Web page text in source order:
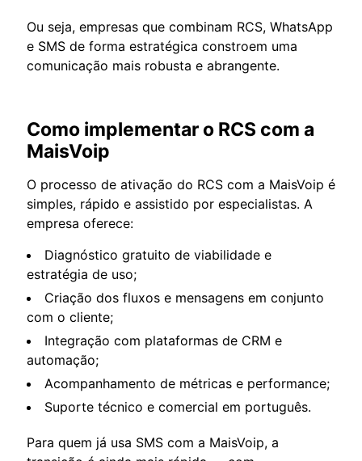
Ou seja, empresas que combinam RCS, WhatsApp
e SMS de forma estratégica constroem uma
comunicação mais robusta e abrangente.
Como implementar o RCS com a
MaisVoip
O processo de ativação do RCS com a MaisVoip é
simples, rápido e assistido por especialistas. A
empresa oferece:
Diagnóstico gratuito de viabilidade e
estratégia de uso;
Criação dos fluxos e mensagens em conjunto
com o cliente;
Integração com plataformas de CRM e
automação;
Acompanhamento de métricas e performance;
Suporte técnico e comercial em português.
Para quem já usa SMS com a MaisVoip, a